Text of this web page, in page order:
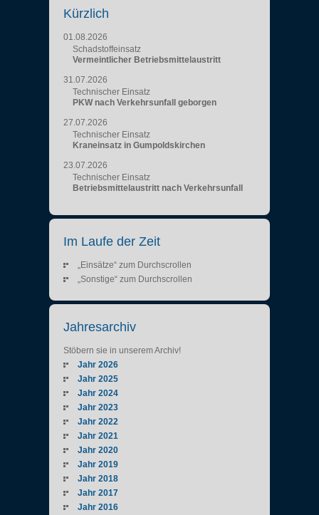
Kürzlich
01.08.2026
Schadstoffeinsatz
Vermeintlicher Betriebsmittelaustritt
31.07.2026
Technischer Einsatz
PKW nach Verkehrsunfall geborgen
27.07.2026
Technischer Einsatz
Kraneinsatz in Gumpoldskirchen
23.07.2026
Technischer Einsatz
Betriebsmittelaustritt nach Verkehrsunfall
Im Laufe der Zeit
„Einsätze“ zum Durchscrollen
„Sonstige“ zum Durchscrollen
Jahresarchiv
Stöbern sie in unserem Archiv!
Jahr 2026
Jahr 2025
Jahr 2024
Jahr 2023
Jahr 2022
Jahr 2021
Jahr 2020
Jahr 2019
Jahr 2018
Jahr 2017
Jahr 2016